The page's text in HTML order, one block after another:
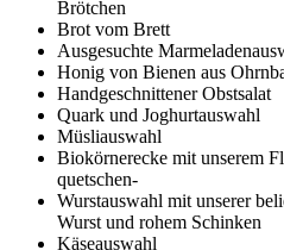
Brötchen
Brot vom Brett
Ausgesuchte
Honig von Bienen aus
Handgeschnittener Obstsalat
Quark und Joghurtauswahl
Müsliauswahl
Biokörnerecke mit unserem
quetschen-
Wurstauswahl mit unserer
Wurst und rohem Schinken
Käseauswahl